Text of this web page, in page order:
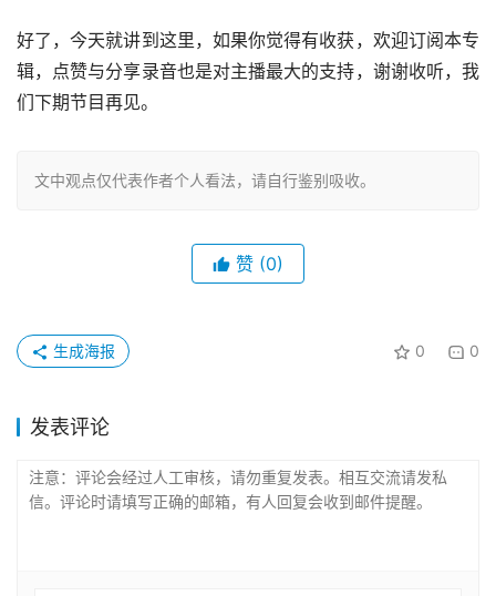
好了，今天就讲到这里，如果你觉得有收获，欢迎订阅本专
辑，点赞与分享录音也是对主播最大的支持，谢谢收听，我
们下期节目再见。
文中观点仅代表作者个人看法，请自行鉴别吸收。
赞 (0)
0 0
生成海报
发表评论